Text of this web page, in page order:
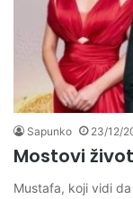
Sapunko 23/12/
Mostovi
Mustafa, koji vidi